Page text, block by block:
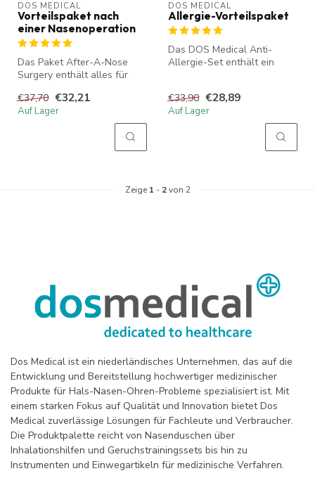
DOS MEDICAL
Vorteilspaket nach
einer Nasenoperation
Das Paket After-A-Nose
Surgery enthält alles für
einer ...
€37,70 €32,21
Auf Lager
DOS MEDICAL
Allergie-Vorteilspaket
Das DOS Medical Anti-
Allergie-Set enthält ein
€33,90 €28,89
Auf Lager
Zeige 1 - 2von 2
Dos Medical ist ein niederländisches Unternehmen, das auf die
Entwicklung und Bereitstellung hochwertiger medizinischer
Produkte für Hals-Nasen-Ohren-Probleme spezialisiert ist. Mit
einem starken Fokus auf Qualität und Innovation bietet Dos
Medical zuverlässige Lösungen für Fachleute und Verbraucher.
Die Produktpalette reicht von Nasenduschen über
Inhalationshilfen und Geruchstrainingssets bis hin zu
Instrumenten und Einwegartikeln für medizinische Verfahren.